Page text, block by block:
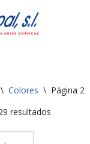
\ Colores \ Página 2
resultados